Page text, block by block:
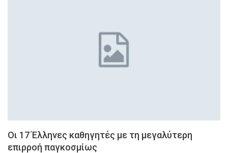
Οι 17 Έλληνες καθηγητές με τη μεγαλύτερη
επιρροή παγκοσμίως